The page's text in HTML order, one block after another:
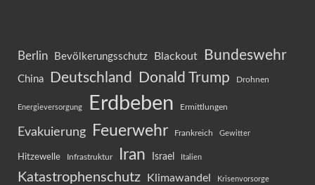
Berlin Bevölkerungsschutz Blackout Bundeswehr
China Deutschland Donald Trump Drohnen
Energieversorgung Erdbeben Ermittlungen
Evakuierung Feuerwehr Frankreich Gewitter
Hitzewelle Infrastruktur Iran Israel Italien
Katastrophenschutz Klimawandel Krisenvorsorge